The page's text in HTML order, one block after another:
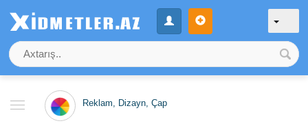
Reklam, Dizayn, Çap